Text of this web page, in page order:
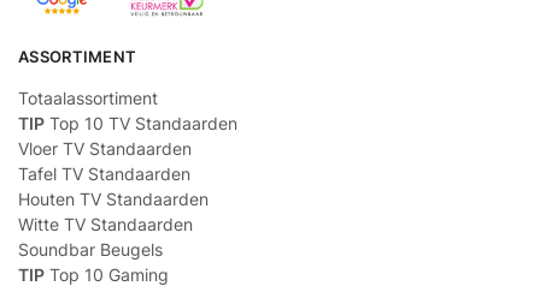
ASSORTIMENT
Totaalassortiment
TIP Top 10 TV Standaarden
Vloer TV Standaarden
Tafel TV Standaarden
Houten TV Standaarden
Witte TV Standaarden
Soundbar Beugels
TIP Top 10 Gaming